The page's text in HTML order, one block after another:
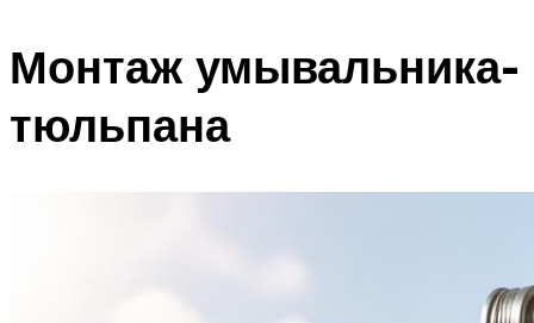
Монтаж умывальника-
тюльпана